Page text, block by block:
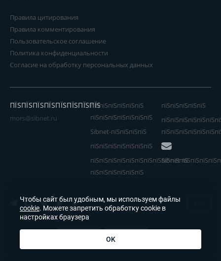
Правила цитирования
Правила комментирования
Пользовательское соглашение
Политика конфиденциальности
Согласие на обработку персональных данных
ПЇЅПЇЅПЇЅПЇЅПЇЅПЇЅПЇЅПЇЅ
mors@sibnet.ru
пїЅпїЅпїЅпїЅпїЅпїЅ
пїЅпїЅпїЅпїЅпїЅпїЅпїЅ
Sibnet-пїЅпїЅпїЅпїЅ
пїЅпїЅпїЅпїЅпїЅ
пїЅпїЅпїЅпїЅпїЅпїЅпїЅ
пїЅпїЅпїЅпїЅпїЅпїЅпїЅпїЅпїЅпїЅпїЅ
пїЅпїЅпїЅпїЅпїЅпїЅ
Sibnet
Чтобы сайт был удобным, мы используем файлы
cookie. Можете запретить обработку cookie в
настройках браузера
OK